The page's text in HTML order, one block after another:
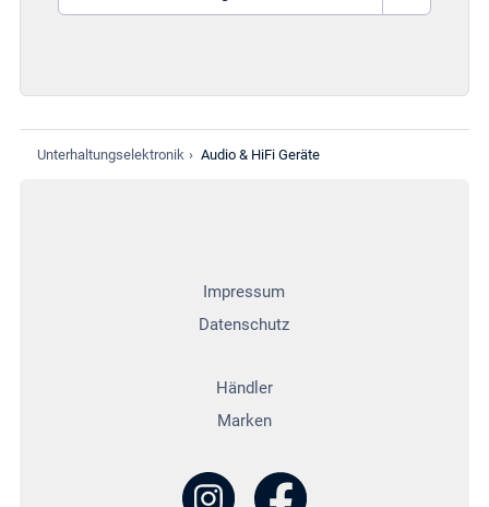
Unterhaltungselektronik › Audio & HiFi Geräte
Impressum
Datenschutz
Händler
Marken